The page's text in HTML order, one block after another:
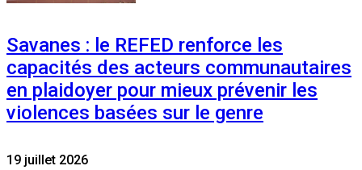
Savanes : le REFED renforce les
capacités des acteurs communautaires
en plaidoyer pour mieux prévenir les
violences basées sur le genre
19 juillet 2026